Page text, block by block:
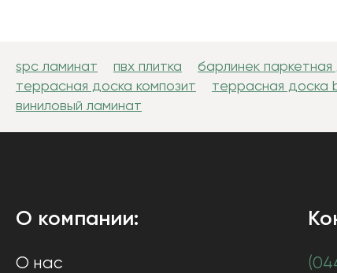
spc ламинат пвх плитка барлинек паркетная
террасная доска композит
террасная доска
виниловый ламинат
О компании:
О нас